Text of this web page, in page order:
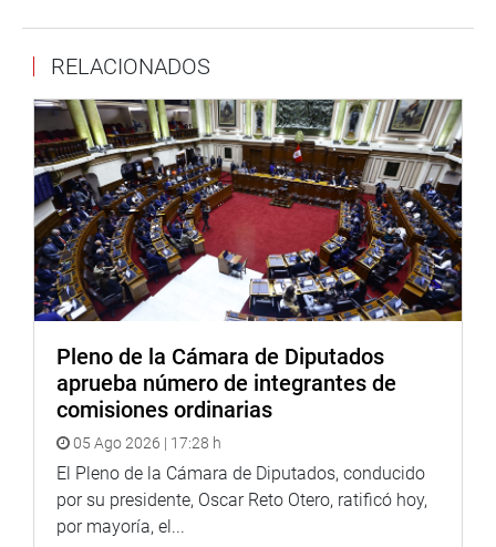
Los procedimientos administrativos y solicitudes
presentadas en el exterior se tramitan a través de las
plataformas de las Mesas de Partes Digitales
correspondientes a las oficinas consulares del Perú,
dentro de los plazos establecidos en el Texto Único
Ordenado de la Ley N° 27444, Ley de Procedimiento
Administrativo General, aprobado por Decreto Supremo N°
004-2018-JUS y conforme a lo previsto en el Texto Único
de Procedimientos Administrativos (TUPA) del Ministerio
de Relaciones Exteriores.
Las oficinas consulares que no cuenten con Mesa de
Partes Digital, pueden usar la Plataforma Facilita Perú
establecida en la Ley N° 31170. En su disposición
complementaria final, señala que las disposiciones de la
presente Ley se financian con cargo al presupuesto
institucional del Ministerio de Relaciones Exteriores.
RELACIONADOS
Pleno de la Cámara de Diputados
aprueba número de integrantes de
comisiones ordinarias
05 Ago 2026 | 17:28 h
El Pleno de la Cámara de Diputados, conducido
por su presidente, Oscar Reto Otero, ratificó hoy,
por mayoría, el...